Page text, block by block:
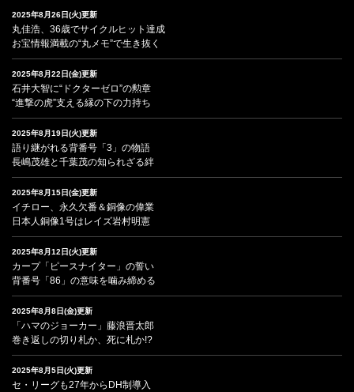
2025年8月26日(火)更新
丸佳浩、36歳でサイクルヒット達成
お宝情報満載の“丸メモ”で生き抜く
2025年8月22日(金)更新
石井大智に“ドクターゼロ”の勲章
“進撃の虎”支える縁の下の力持ち
2025年8月19日(火)更新
語り継がれる背番号「3」の物語
長嶋茂雄と千葉茂の知られざる絆
2025年8月15日(金)更新
イチロー、永久欠番＆銅像の偉業
日本人銅像1号はレイズ岩村明憲
2025年8月12日(火)更新
カープ「ピースナイター」の誓い
背番号「86」の意味を噛み締める
2025年8月8日(金)更新
「ハマのジョーカー」藤浪晋太郎
巻き返しの切り札か、死に札か!?
2025年8月5日(火)更新
セ・リーグも27年からDH制導入